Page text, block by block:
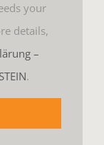
your
details,
–
.